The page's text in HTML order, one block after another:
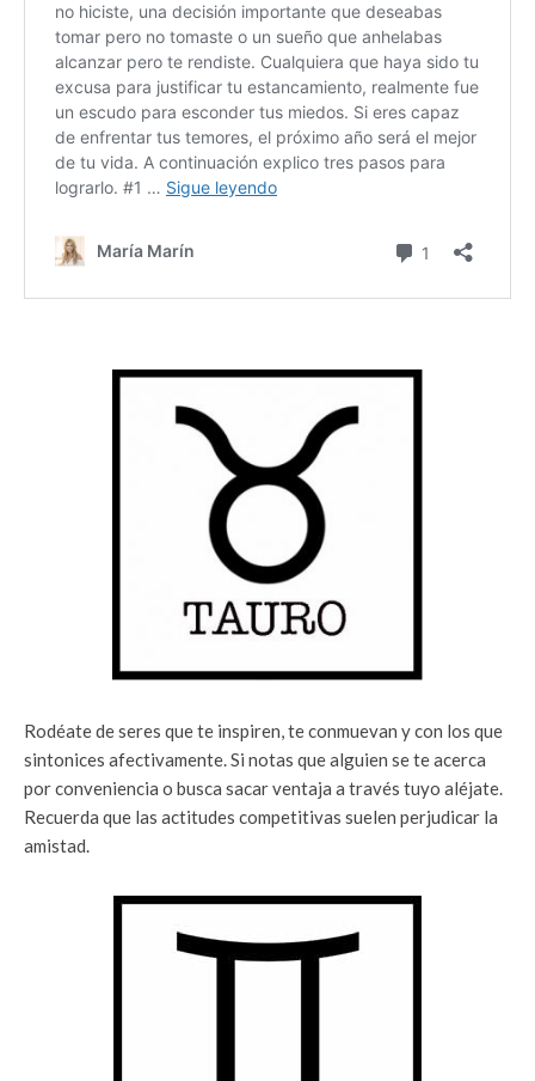
Rodéate de seres que te inspiren, te conmuevan y con los que
sintonices afectivamente. Si notas que alguien se te acerca
por conveniencia o busca sacar ventaja a través tuyo aléjate.
Recuerda que las actitudes competitivas suelen perjudicar la
amistad.